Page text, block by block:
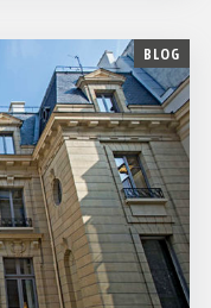
BLOG